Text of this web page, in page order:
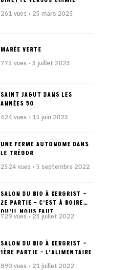
261 vues • 25 mars 2025
MARÉE VERTE
775 vues • 3 juillet 2023
SAINT JAGUT DANS LES
ANNÉES 50
424 vues • 15 juin 2023
UNE FERME AUTONOME DANS
LE TRÉGOR
2524 vues • 5 septembre 2022
SALON DU BIO À KERGRIST –
2E PARTIE – C’EST À BOIRE
QU’IL NOUS FAUT
729 vues • 23 juillet 2022
SALON DU BIO À KERGRIST –
1ÈRE PARTIE – L’ALIMENTAIRE
890 vues • 21 juillet 2022